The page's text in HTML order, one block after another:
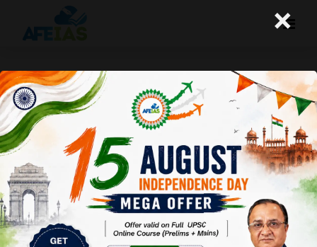
योजना : मृदा पारिस्थितिकी – तंत्र जीवन का
एक जटिल जाल
Afeias 13 Apr 2024
To Download Click Here.
×